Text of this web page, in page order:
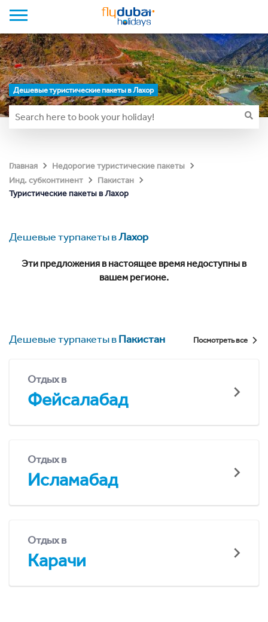
Дешевые туристические пакеты в Лахор
Главная
Недорогие туристические пакеты
Инд. субконтинент
Пакистан
Туристические пакеты в Лахор
Дешевые турпакеты вЛахор
Эти предложения в настоящее время недоступны в
вашем регионе.
Дешевые турпакеты вПакистан Посмотреть все
Отдых в
Фейсалабад
Отдых в
Исламабад
Отдых в
Карачи